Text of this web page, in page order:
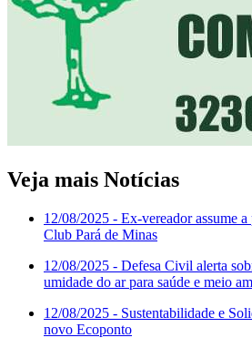
Veja mais Notícias
12/08/2025 - Ex-vereador assume
Club Pará de Minas
12/08/2025 - Defesa Civil alerta
umidade do ar para saúde e meio
12/08/2025 - Sustentabilidade e
novo Ecoponto